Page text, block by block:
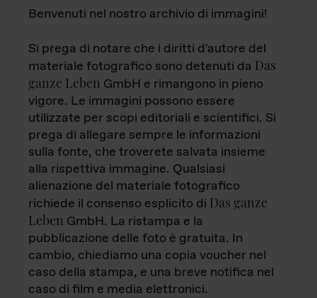
Benvenuti nel nostro archivio di immagini!
Si prega di notare che i diritti d'autore del
materiale fotografico sono detenuti da Das
ganze Leben GmbH e rimangono in pieno
vigore. Le immagini possono essere
utilizzate per scopi editoriali e scientifici. Si
prega di allegare sempre le informazioni
sulla fonte, che troverete salvata insieme
alla rispettiva immagine. Qualsiasi
alienazione del materiale fotografico
richiede il consenso esplicito di Das ganze
Leben GmbH. La ristampa e la
pubblicazione delle foto è gratuita. In
cambio, chiediamo una copia voucher nel
caso della stampa, e una breve notifica nel
caso di film e media elettronici.